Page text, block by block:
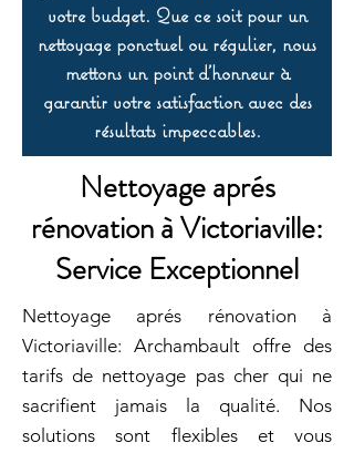
votre budget. Que ce soit pour un
nettoyage ponctuel ou régulier, nous
mettons un point d’honneur à
garantir votre satisfaction avec des
résultats impeccables.
Nettoyage aprés
rénovation à Victoriaville:
Service Exceptionnel
Nettoyage aprés rénovation à
Victoriaville: Archambault offre des
tarifs de nettoyage pas cher qui ne
sacrifient jamais la qualité. Nos
solutions sont flexibles et vous